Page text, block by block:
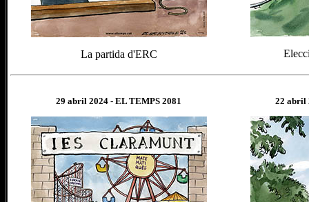
La partida d'ERC
29 abril 2024 - EL TEMPS 2081 22 abril